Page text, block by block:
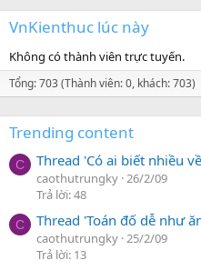
VnKienthuc lúc này
Không có thành viên trực tuyến.
Tổng: 703 (Thành viên: 0, khách: 703)
Trending content
C Thread 'Có ai biết nhiều
caothutrungky 26/2/09
Trả lời: 48
C Thread 'Toán đố dễ như
caothutrungky 25/2/09
Trả lời: 13